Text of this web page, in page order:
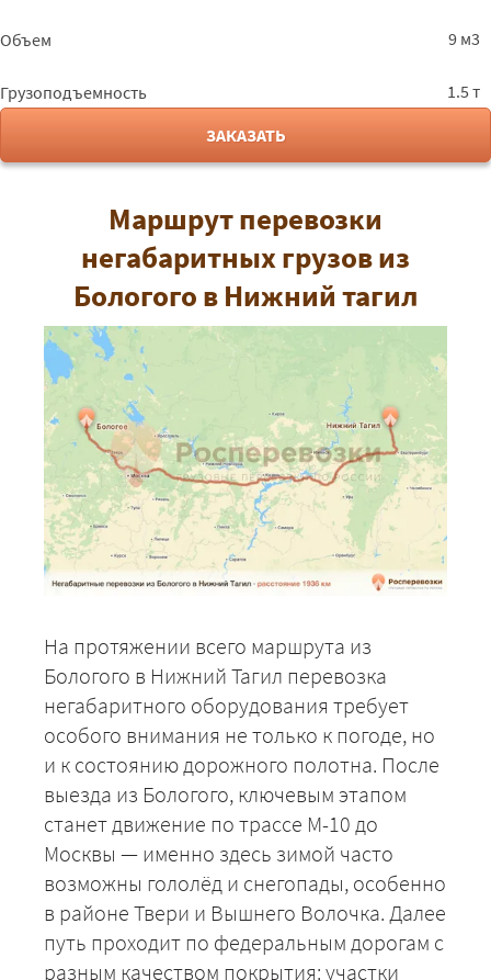
Объем 9 м3
Грузоподъемность
1.5 т
ЗАКАЗАТЬ
Маршрут перевозки
негабаритных грузов из
Бологого в Нижний тагил
На протяжении всего маршрута из
Бологого в Нижний Тагил перевозка
негабаритного оборудования требует
особого внимания не только к погоде, но
и к состоянию дорожного полотна. После
выезда из Бологого, ключевым этапом
станет движение по трассе М-10 до
Москвы — именно здесь зимой часто
возможны гололёд и снегопады, особенно
в районе Твери и Вышнего Волочка. Далее
путь проходит по федеральным дорогам с
разным качеством покрытия: участки